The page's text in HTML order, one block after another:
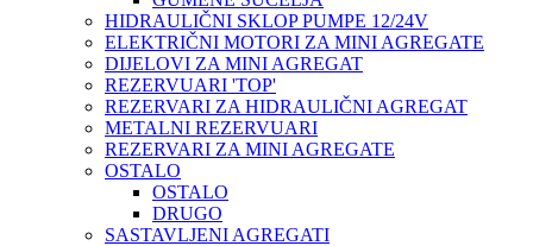
HIDRAULIČNI SKLOP PUMPE 12/24V
ELEKTRIČNI MOTORI ZA MINI AGREGATE
DIJELOVI ZA MINI AGREGAT
REZERVUARI 'TOP'
REZERVARI ZA HIDRAULIČNI AGREGAT
METALNI REZERVUARI
REZERVARI ZA MINI AGREGATE
OSTALO
OSTALO
DRUGO
SASTAVLJENI AGREGATI